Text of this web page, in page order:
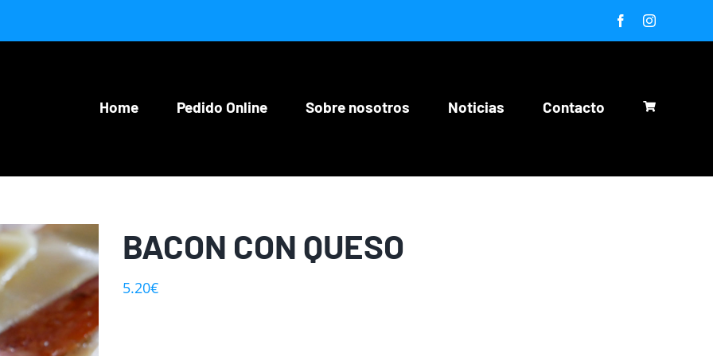
FacebookInstagram
Home Pedido Online Sobre nosotros Noticias Contacto
BACON CON QUESO
5.20€